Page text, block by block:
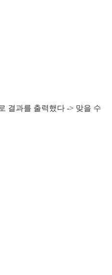
결과를 출력했다 -> 맞을 수